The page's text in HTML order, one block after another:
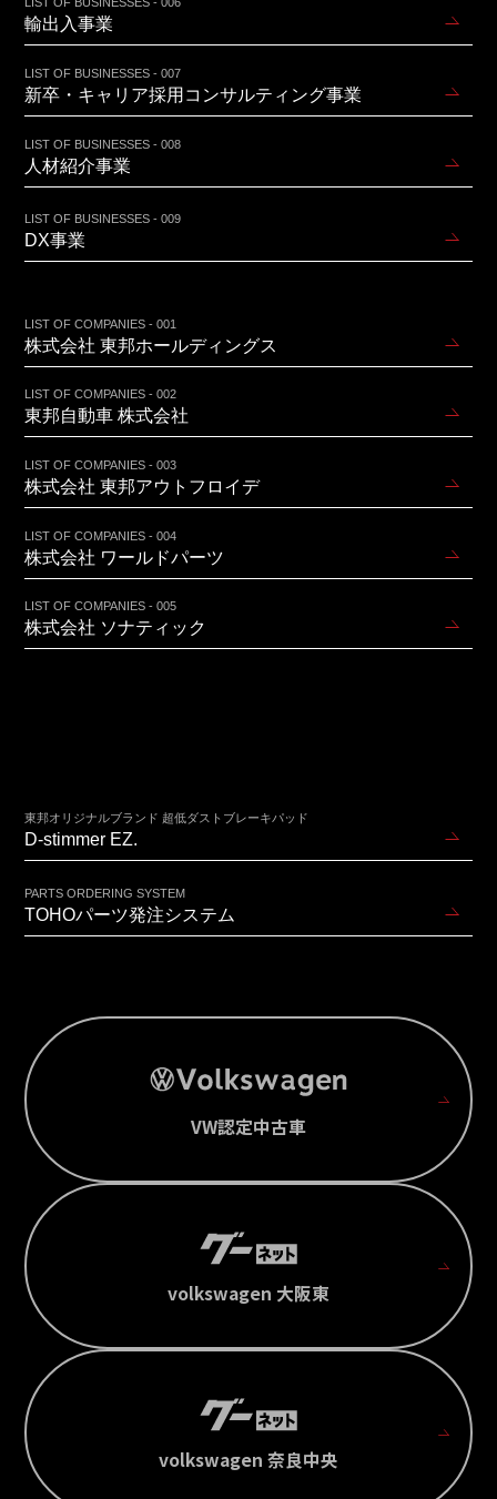
LIST OF BUSINESSES - 006
輸出入事業
LIST OF BUSINESSES - 007
新卒・キャリア採用コンサルティング事業
LIST OF BUSINESSES - 008
人材紹介事業
LIST OF BUSINESSES - 009
DX事業
LIST OF COMPANIES - 001
株式会社 東邦ホールディングス
LIST OF COMPANIES - 002
東邦自動車 株式会社
LIST OF COMPANIES - 003
株式会社 東邦アウトフロイデ
LIST OF COMPANIES - 004
株式会社 ワールドパーツ
LIST OF COMPANIES - 005
株式会社 ソナティック
東邦オリジナルブランド 超低ダストブレーキパッド
D-stimmer EZ.
PARTS ORDERING SYSTEM
TOHOパーツ発注システム
VW認定中古車
volkswagen 大阪東
volkswagen 奈良中央